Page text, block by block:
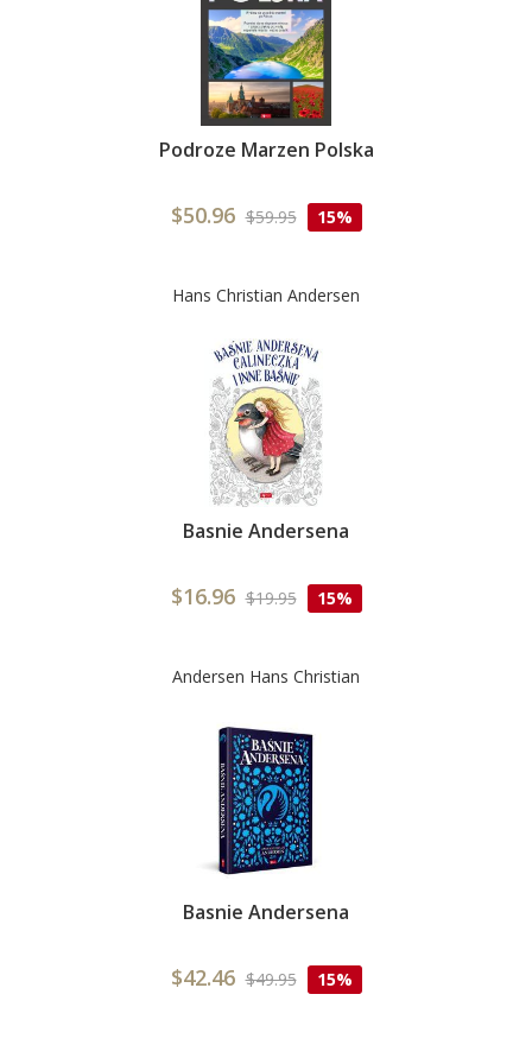
Podroze Marzen Polska
$50.96 $59.95 15%
Hans Christian Andersen
Basnie Andersena
$16.96 $19.95 15%
Andersen Hans Christian
Basnie Andersena
$42.46 $49.95 15%